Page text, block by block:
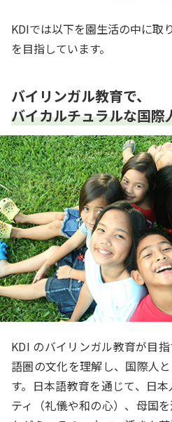
KDIでは以下を園生活の中に取
を目指しています。
バイリンガル教育で、
バイカルチュラルな国際
KDI のバイリンガル教育が目
語圏の文化を理解し、国際人
す。日本語教育を通じて、日
ティ（礼儀や和の心）、母国